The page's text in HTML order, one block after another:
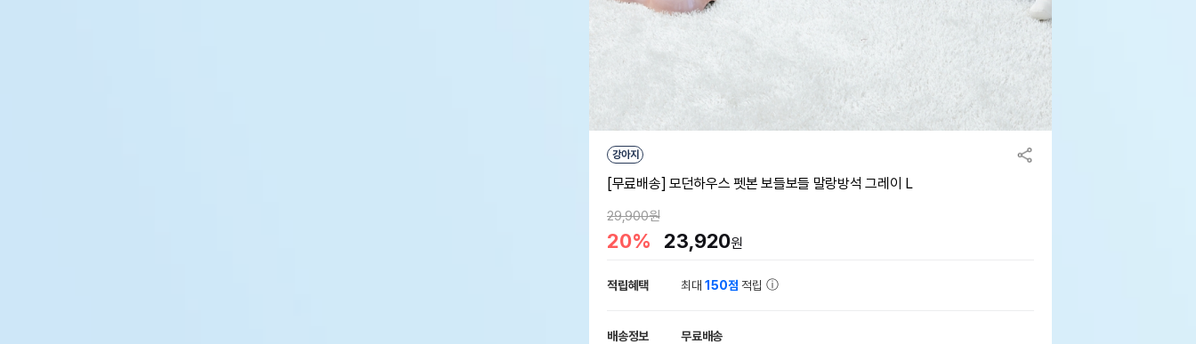
강아지
[무료배송] 모던하우스 펫본 보들보들 말랑방석 그레이 L
29,900원
20% 23,920원
적립혜택 최대150점 적립
배송정보 무료배송